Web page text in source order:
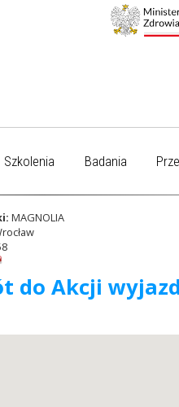
Szkolenia Badania
MAGNOLIA
do Akcji